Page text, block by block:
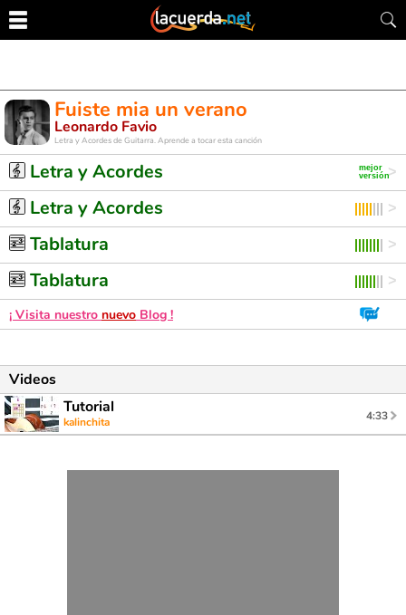
Fuiste mia un verano
Leonardo Favio
Letra y Acordes de Guitarra. Aprende a tocar esta canción
Letra y Acordes
Letra y Acordes
Tablatura
Tablatura
¡ Visita nuestro nuevo Blog !
Videos
Tutorial
kalinchita 4:33